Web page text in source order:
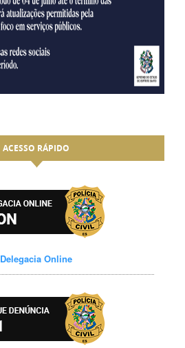
ACESSO RÁPIDO
Delegacia Online